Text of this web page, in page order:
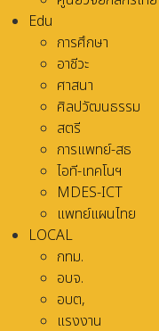
Edu
การศึกษา
อาชีวะ
ศาสนา
ศิลปวัฒนธรรม
สตรี
การแพทย์-สธ
ไอที-เทคโนฯ
MDES-ICT
แพทย์แผนไทย
LOCAL
กทม.
อบจ.
อบต,
แรงงาน